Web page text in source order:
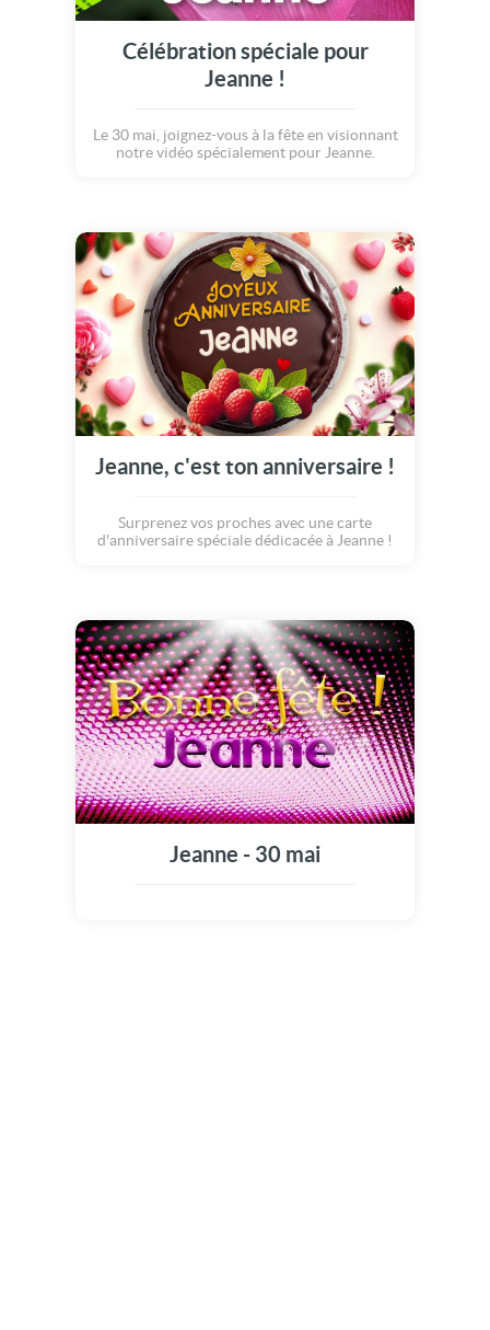
Célébration spéciale pour
Jeanne !
Le 30 mai, joignez-vous à la fête en visionnant
notre vidéo spécialement pour Jeanne.
Jeanne, c'est ton anniversaire !
Surprenez vos proches avec une carte
d'anniversaire spéciale dédicacée à Jeanne !
Jeanne - 30 mai